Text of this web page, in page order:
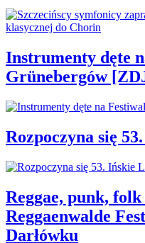
Instrumenty dęte
Grünebergów
Rozpoczyna się
Reggae, punk,
Reggaenwalde
Darłówku